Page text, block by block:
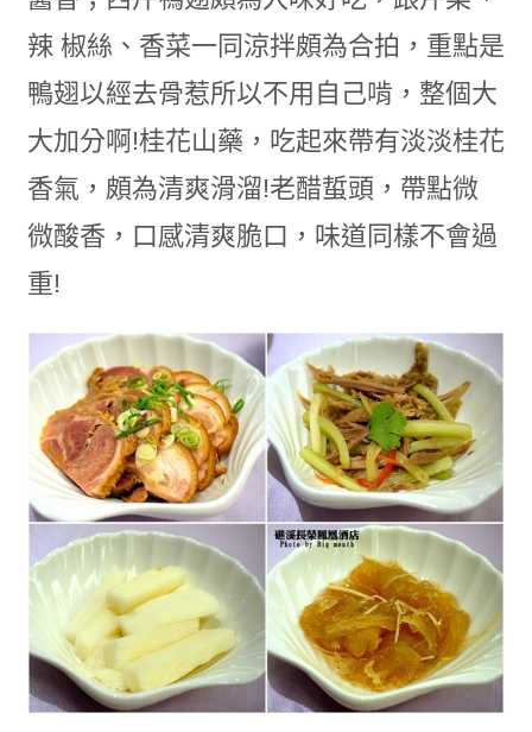
辣 椒絲、香菜一同涼拌頗為合拍，重點是
鴨翅以經去骨惹所以不用自己啃，整個大
大加分啊!桂花山藥，吃起來帶有淡淡桂花
香氣，頗為清爽滑溜!老醋蜇頭，帶點微
微酸香，口感清爽脆口，味道同樣不會過
重!